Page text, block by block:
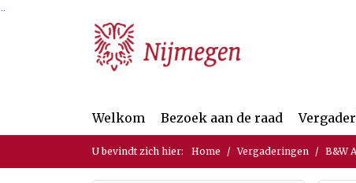
Ga naar de inhoud van deze pagina
Ga naar het zoeken
Ga naar het menu
Welkom Bezoek aan de raad
U bevindt zich hier: Home Vergaderingen B&W